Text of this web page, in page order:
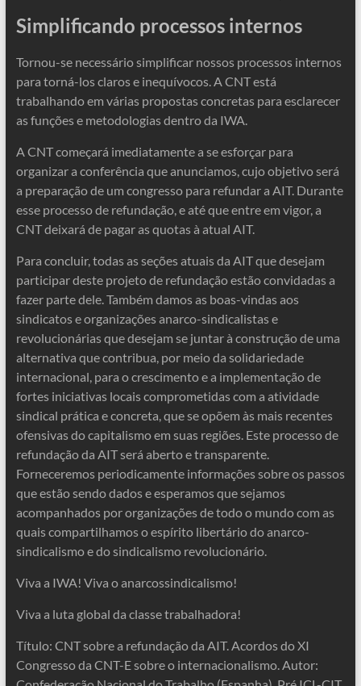
Simplificando processos internos
Tornou-se necessário simplificar nossos processos internos
para torná-los claros e inequívocos. A CNT está
trabalhando em várias propostas concretas para esclarecer
as funções e metodologias dentro da IWA.
A CNT começará imediatamente a se esforçar para
organizar a conferência que anunciamos, cujo objetivo será
a preparação de um congresso para refundar a AIT. Durante
esse processo de refundação, e até que entre em vigor, a
CNT deixará de pagar as quotas à atual AIT.
Para concluir, todas as seções atuais da AIT que desejam
participar deste projeto de refundação estão convidadas a
fazer parte dele. Também damos as boas-vindas aos
sindicatos e organizações anarco-sindicalistas e
revolucionárias que desejam se juntar à construção de uma
alternativa que contribua, por meio da solidariedade
internacional, para o crescimento e a implementação de
fortes iniciativas locais comprometidas com a atividade
sindical prática e concreta, que se opõem às mais recentes
ofensivas do capitalismo em suas regiões. Este processo de
refundação da AIT será aberto e transparente.
Forneceremos periodicamente informações sobre os passos
que estão sendo dados e esperamos que sejamos
acompanhados por organizações de todo o mundo com as
quais compartilhamos o espírito libertário do anarco-
sindicalismo e do sindicalismo revolucionário.
Viva a IWA! Viva o anarcossindicalismo!
Viva a luta global da classe trabalhadora!
Título: CNT sobre a refundação da AIT. Acordos do XI
Congresso da CNT-E sobre o internacionalismo. Autor: